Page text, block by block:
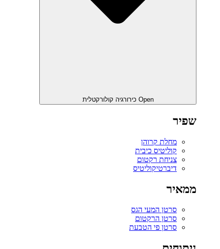
Open כירורגיה קולורקטלית
שפיר
מחלת קרוהן
קוליטיס כיבית
צניחת רקטום
דיברטיקוליטיס
ממאיר
סרטן המעי הגס
סרטן הרקטום
סרטן פי הטבעת